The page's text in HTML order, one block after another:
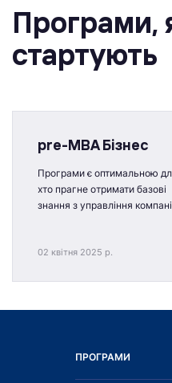
Програми,
стартують
pre-MBA Бізнес
Програми є оптимальною
хто прагне отримати базові
знання з управління
02 квітня 2025 р.
ПРОГРАМИ